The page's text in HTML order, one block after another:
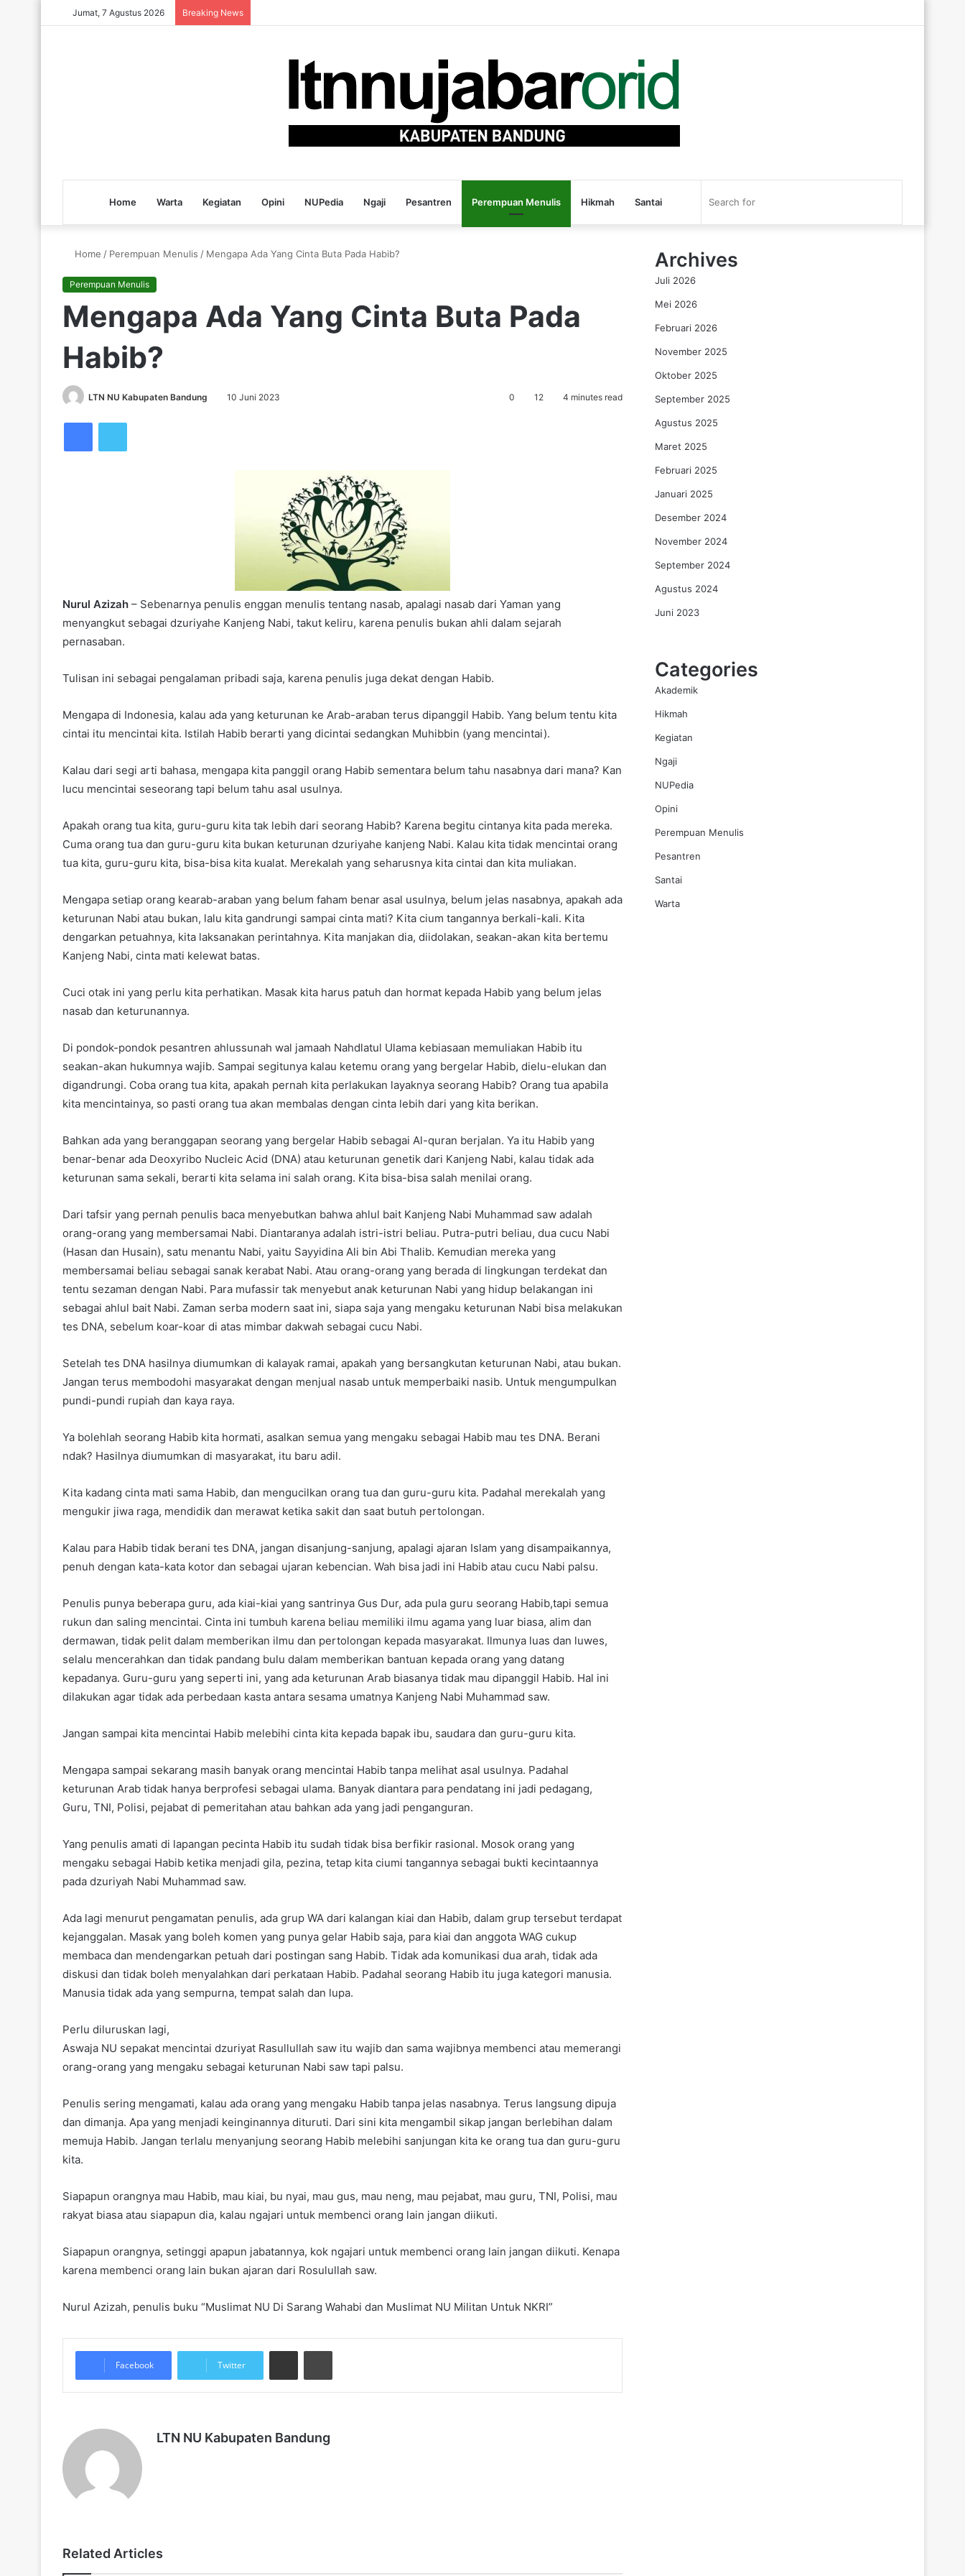
Jumat, 7 Agustus 2026 Breaking News
Home Warta Kegiatan Opini NUPedia Ngaji Pesantren Perempuan Menulis Hikmah Santai RSS
Home / Perempuan Menulis / Mengapa Ada Yang Cinta Buta Pada Habib?
Perempuan Menulis
Mengapa Ada Yang Cinta Buta Pada
Habib?
LTN NU Kabupaten Bandung 10 Juni 2023 0 12 4 minutes read
Nurul Azizah – Sebenarnya penulis enggan menulis tentang nasab, apalagi nasab dari Yaman yang
menyangkut sebagai dzuriyahe Kanjeng Nabi, takut keliru, karena penulis bukan ahli dalam sejarah
pernasaban.
Tulisan ini sebagai pengalaman pribadi saja, karena penulis juga dekat dengan Habib.
Mengapa di Indonesia, kalau ada yang keturunan ke Arab-araban terus dipanggil Habib. Yang belum tentu kita
cintai itu mencintai kita. Istilah Habib berarti yang dicintai sedangkan Muhibbin (yang mencintai).
Kalau dari segi arti bahasa, mengapa kita panggil orang Habib sementara belum tahu nasabnya dari mana? Kan
lucu mencintai seseorang tapi belum tahu asal usulnya.
Apakah orang tua kita, guru-guru kita tak lebih dari seorang Habib? Karena begitu cintanya kita pada mereka.
Cuma orang tua dan guru-guru kita bukan keturunan dzuriyahe kanjeng Nabi. Kalau kita tidak mencintai orang
tua kita, guru-guru kita, bisa-bisa kita kualat. Merekalah yang seharusnya kita cintai dan kita muliakan.
Mengapa setiap orang kearab-araban yang belum faham benar asal usulnya, belum jelas nasabnya, apakah ada
keturunan Nabi atau bukan, lalu kita gandrungi sampai cinta mati? Kita cium tangannya berkali-kali. Kita
dengarkan petuahnya, kita laksanakan perintahnya. Kita manjakan dia, diidolakan, seakan-akan kita bertemu
Kanjeng Nabi, cinta mati kelewat batas.
Cuci otak ini yang perlu kita perhatikan. Masak kita harus patuh dan hormat kepada Habib yang belum jelas
nasab dan keturunannya.
Di pondok-pondok pesantren ahlussunah wal jamaah Nahdlatul Ulama kebiasaan memuliakan Habib itu
seakan-akan hukumnya wajib. Sampai segitunya kalau ketemu orang yang bergelar Habib, dielu-elukan dan
digandrungi. Coba orang tua kita, apakah pernah kita perlakukan layaknya seorang Habib? Orang tua apabila
kita mencintainya, so pasti orang tua akan membalas dengan cinta lebih dari yang kita berikan.
Bahkan ada yang beranggapan seorang yang bergelar Habib sebagai Al-quran berjalan. Ya itu Habib yang
benar-benar ada Deoxyribo Nucleic Acid (DNA) atau keturunan genetik dari Kanjeng Nabi, kalau tidak ada
keturunan sama sekali, berarti kita selama ini salah orang. Kita bisa-bisa salah menilai orang.
Dari tafsir yang pernah penulis baca menyebutkan bahwa ahlul bait Kanjeng Nabi Muhammad saw adalah
orang-orang yang membersamai Nabi. Diantaranya adalah istri-istri beliau. Putra-putri beliau, dua cucu Nabi
(Hasan dan Husain), satu menantu Nabi, yaitu Sayyidina Ali bin Abi Thalib. Kemudian mereka yang
membersamai beliau sebagai sanak kerabat Nabi. Atau orang-orang yang berada di lingkungan terdekat dan
tentu sezaman dengan Nabi. Para mufassir tak menyebut anak keturunan Nabi yang hidup belakangan ini
sebagai ahlul bait Nabi. Zaman serba modern saat ini, siapa saja yang mengaku keturunan Nabi bisa melakukan
tes DNA, sebelum koar-koar di atas mimbar dakwah sebagai cucu Nabi.
Setelah tes DNA hasilnya diumumkan di kalayak ramai, apakah yang bersangkutan keturunan Nabi, atau bukan.
Jangan terus membodohi masyarakat dengan menjual nasab untuk memperbaiki nasib. Untuk mengumpulkan
pundi-pundi rupiah dan kaya raya.
Ya bolehlah seorang Habib kita hormati, asalkan semua yang mengaku sebagai Habib mau tes DNA. Berani
ndak? Hasilnya diumumkan di masyarakat, itu baru adil.
Kita kadang cinta mati sama Habib, dan mengucilkan orang tua dan guru-guru kita. Padahal merekalah yang
mengukir jiwa raga, mendidik dan merawat ketika sakit dan saat butuh pertolongan.
Kalau para Habib tidak berani tes DNA, jangan disanjung-sanjung, apalagi ajaran Islam yang disampaikannya,
penuh dengan kata-kata kotor dan sebagai ujaran kebencian. Wah bisa jadi ini Habib atau cucu Nabi palsu.
Penulis punya beberapa guru, ada kiai-kiai yang santrinya Gus Dur, ada pula guru seorang Habib,tapi semua
rukun dan saling mencintai. Cinta ini tumbuh karena beliau memiliki ilmu agama yang luar biasa, alim dan
dermawan, tidak pelit dalam memberikan ilmu dan pertolongan kepada masyarakat. Ilmunya luas dan luwes,
selalu mencerahkan dan tidak pandang bulu dalam memberikan bantuan kepada orang yang datang
kepadanya. Guru-guru yang seperti ini, yang ada keturunan Arab biasanya tidak mau dipanggil Habib. Hal ini
dilakukan agar tidak ada perbedaan kasta antara sesama umatnya Kanjeng Nabi Muhammad saw.
Jangan sampai kita mencintai Habib melebihi cinta kita kepada bapak ibu, saudara dan guru-guru kita.
Mengapa sampai sekarang masih banyak orang mencintai Habib tanpa melihat asal usulnya. Padahal
keturunan Arab tidak hanya berprofesi sebagai ulama. Banyak diantara para pendatang ini jadi pedagang,
Guru, TNI, Polisi, pejabat di pemeritahan atau bahkan ada yang jadi penganguran.
Yang penulis amati di lapangan pecinta Habib itu sudah tidak bisa berfikir rasional. Mosok orang yang
mengaku sebagai Habib ketika menjadi gila, pezina, tetap kita ciumi tangannya sebagai bukti kecintaannya
pada dzuriyah Nabi Muhammad saw.
Ada lagi menurut pengamatan penulis, ada grup WA dari kalangan kiai dan Habib, dalam grup tersebut terdapat
kejanggalan. Masak yang boleh komen yang punya gelar Habib saja, para kiai dan anggota WAG cukup
membaca dan mendengarkan petuah dari postingan sang Habib. Tidak ada komunikasi dua arah, tidak ada
diskusi dan tidak boleh menyalahkan dari perkataan Habib. Padahal seorang Habib itu juga kategori manusia.
Manusia tidak ada yang sempurna, tempat salah dan lupa.
Perlu diluruskan lagi,
Aswaja NU sepakat mencintai dzuriyat Rasullullah saw itu wajib dan sama wajibnya membenci atau memerangi
orang-orang yang mengaku sebagai keturunan Nabi saw tapi palsu.
Penulis sering mengamati, kalau ada orang yang mengaku Habib tanpa jelas nasabnya. Terus langsung dipuja
dan dimanja. Apa yang menjadi keinginannya dituruti. Dari sini kita mengambil sikap jangan berlebihan dalam
memuja Habib. Jangan terlalu menyanjung seorang Habib melebihi sanjungan kita ke orang tua dan guru-guru
kita.
Siapapun orangnya mau Habib, mau kiai, bu nyai, mau gus, mau neng, mau pejabat, mau guru, TNI, Polisi, mau
rakyat biasa atau siapapun dia, kalau ngajari untuk membenci orang lain jangan diikuti.
Siapapun orangnya, setinggi apapun jabatannya, kok ngajari untuk membenci orang lain jangan diikuti. Kenapa
karena membenci orang lain bukan ajaran dari Rosulullah saw.
Nurul Azizah, penulis buku “Muslimat NU Di Sarang Wahabi dan Muslimat NU Militan Untuk NKRI”
Facebook Twitter
LTN NU Kabupaten Bandung
Related Articles
Archives
Juli 2026
Mei 2026
Februari 2026
November 2025
Oktober 2025
September 2025
Agustus 2025
Maret 2025
Februari 2025
Januari 2025
Desember 2024
November 2024
September 2024
Agustus 2024
Juni 2023
Categories
Akademik
Hikmah
Kegiatan
Ngaji
NUPedia
Opini
Perempuan Menulis
Pesantren
Santai
Warta